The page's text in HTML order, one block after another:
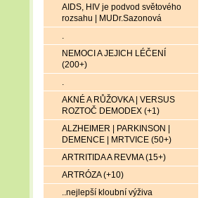
AIDS, HIV je podvod světového
rozsahu | MUDr.Sazonová
.
NEMOCI A JEJICH LÉČENÍ
(200+)
.
AKNÉ A RŮŽOVKA | VERSUS
ROZTOČ DEMODEX (+1)
ALZHEIMER | PARKINSON |
DEMENCE | MRTVICE (50+)
ARTRITIDA A REVMA (15+)
ARTRÓZA (+10)
..nejlepší kloubní výživa